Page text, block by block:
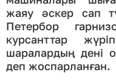
жаяу әскер сап
Петербор
курсанттар
шаралардың дені
деп жоспарланған.